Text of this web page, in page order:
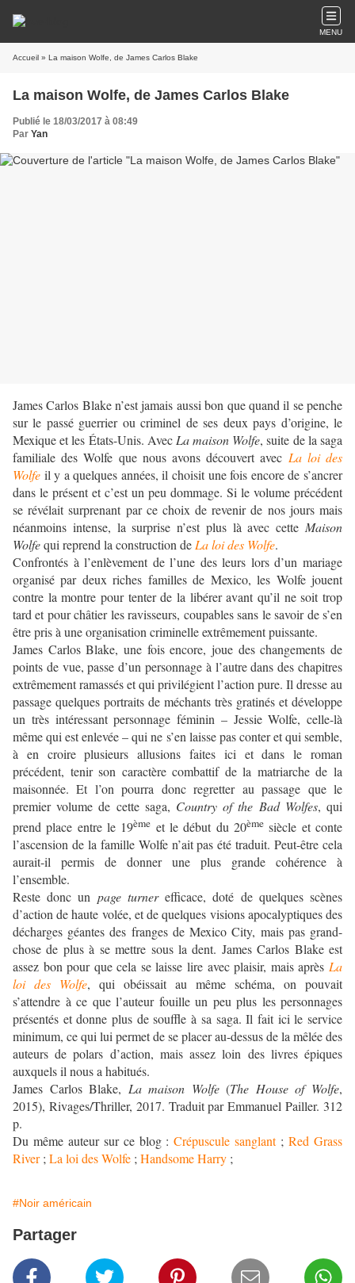
MENU
Accueil » La maison Wolfe, de James Carlos Blake
La maison Wolfe, de James Carlos Blake
Publié le 18/03/2017 à 08:49
Par Yan
James Carlos Blake n’est jamais aussi bon que quand il se penche
sur le passé guerrier ou criminel de ses deux pays d’origine, le
Mexique et les États-Unis. Avec La maison Wolfe, suite de la saga
familiale des Wolfe que nous avons découvert avec La loi des
Wolfe il y a quelques années, il choisit une fois encore de s’ancrer
dans le présent et c’est un peu dommage. Si le volume précédent
se révélait surprenant par ce choix de revenir de nos jours mais
néanmoins intense, la surprise n’est plus là avec cette Maison
Wolfequi reprend la construction de La loi des Wolfe.
Confrontés à l’enlèvement de l’une des leurs lors d’un mariage
organisé par deux riches familles de Mexico, les Wolfe jouent
contre la montre pour tenter de la libérer avant qu’il ne soit trop
tard et pour châtier les ravisseurs, coupables sans le savoir de s’en
être pris à une organisation criminelle extrêmement puissante.
James Carlos Blake, une fois encore, joue des changements de
points de vue, passe d’un personnage à l’autre dans des chapitres
extrêmement ramassés et qui privilégient l’action pure. Il dresse au
passage quelques portraits de méchants très gratinés et développe
un très intéressant personnage féminin – Jessie Wolfe, celle-là
même qui est enlevée – qui ne s’en laisse pas conter et qui semble,
à en croire plusieurs allusions faites ici et dans le roman
précédent, tenir son caractère combattif de la matriarche de la
maisonnée. Et l’on pourra donc regretter au passage que le
premier volume de cette saga, Country of the Bad Wolfes, qui
prend place entre le 19ème et le début du 20ème siècle et conte
l’ascension de la famille Wolfe n’ait pas été traduit. Peut-être cela
aurait-il permis de donner une plus grande cohérence à
l’ensemble.
Reste donc un page turnerefficace, doté de quelques scènes
d’action de haute volée, et de quelques visions apocalyptiques des
décharges géantes des franges de Mexico City, mais pas grand-
chose de plus à se mettre sous la dent. James Carlos Blake est
assez bon pour que cela se laisse lire avec plaisir, mais après La
loi des Wolfe, qui obéissait au même schéma, on pouvait
s’attendre à ce que l’auteur fouille un peu plus les personnages
présentés et donne plus de souffle à sa saga. Il fait ici le service
minimum, ce qui lui permet de se placer au-dessus de la mêlée des
auteurs de polars d’action, mais assez loin des livres épiques
auxquels il nous a habitués.
James Carlos Blake, La maison Wolfe(The House of Wolfe,
2015), Rivages/Thriller, 2017. Traduit par Emmanuel Pailler. 312
p.
Du même auteur sur ce blog :Crépuscule sanglant;Red Grass
River; La loi des Wolfe ; Handsome Harry ;
#Noir américain
Partager